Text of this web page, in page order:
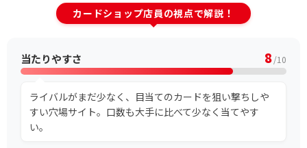
カードショップ店員の視点で解説！
当たりやすさ 8/10
ライバルがまだ少なく、目当てのカードを狙い撃ちしや
すい穴場サイト。口数も大手に比べて少なく当てやす
い。